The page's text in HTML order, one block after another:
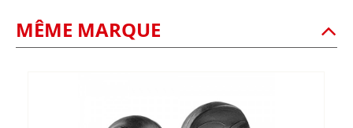
MÊME MARQUE